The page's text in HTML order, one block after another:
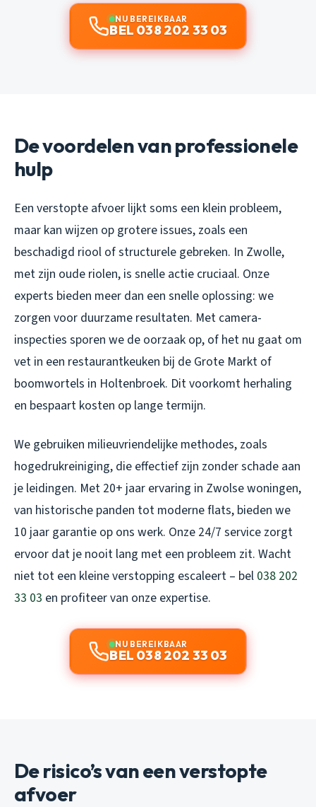
NU BEREIKBAAR
BEL 038 202 33 03
De voordelen van professionele
hulp
Een verstopte afvoer lijkt soms een klein probleem,
maar kan wijzen op grotere issues, zoals een
beschadigd riool of structurele gebreken. In Zwolle,
met zijn oude riolen, is snelle actie cruciaal. Onze
experts bieden meer dan een snelle oplossing: we
zorgen voor duurzame resultaten. Met camera-
inspecties sporen we de oorzaak op, of het nu gaat om
vet in een restaurantkeuken bij de Grote Markt of
boomwortels in Holtenbroek. Dit voorkomt herhaling
en bespaart kosten op lange termijn.
We gebruiken milieuvriendelijke methodes, zoals
hogedrukreiniging, die effectief zijn zonder schade aan
je leidingen. Met 20+ jaar ervaring in Zwolse woningen,
van historische panden tot moderne flats, bieden we
10 jaar garantie op ons werk. Onze 24/7 service zorgt
ervoor dat je nooit lang met een probleem zit. Wacht
niet tot een kleine verstopping escaleert – bel 038 202
33 03 en profiteer van onze expertise.
NU BEREIKBAAR
BEL 038 202 33 03
De risico’s van een verstopte
afvoer